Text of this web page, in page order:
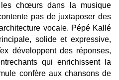
les chœurs dans la musique
pas de juxtaposer des
vocale. Pépé Kallé
solide et expressive,
développent des réponses,
qui enrichissent la
confère aux chansons de